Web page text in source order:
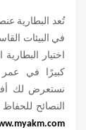
تُعد البطارية
في البيئات
اختيار
كبيرًا في عمر
نستعرض لك
النصائح